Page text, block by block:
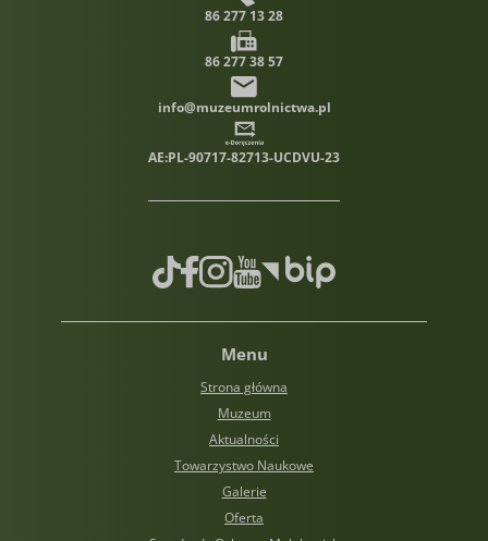
86 277 13 28
86 277 38 57
info@muzeumrolnictwa.pl
AE:PL-90717-82713-UCDVU-23
TikTokFacebook
Instagram
Youtube
Biuletyn informacji
Menu
Strona główna
Muzeum
Aktualności
Towarzystwo Naukowe
Galerie
Oferta